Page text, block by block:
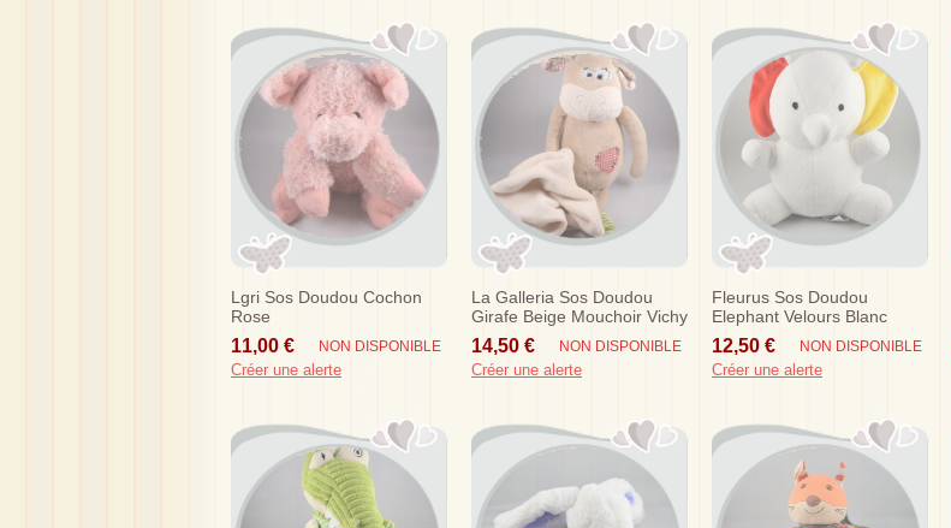
Lgri Sos Doudou Cochon
Rose
11,00 € NON DISPONIBLE
Créer une alerte
La Galleria Sos Doudou
Girafe Beige Mouchoir Vichy
Rouge
14,50 € NON DISPONIBLE
Créer une alerte
Fleurus Sos Doudou
Elephant Velours Blanc
Papoum Jaune Rouge
12,50 € NON DISPONIBLE
Créer une alerte